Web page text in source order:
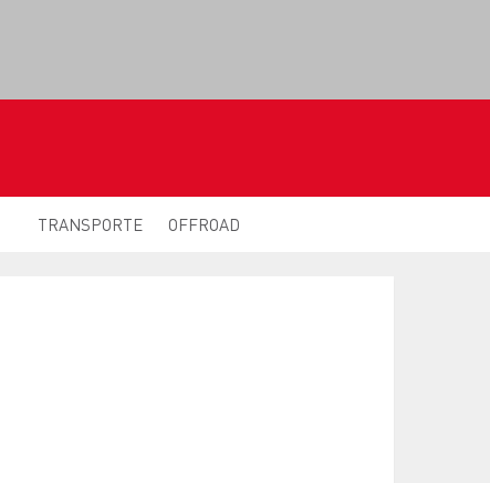
TRANSPORTE OFFROAD